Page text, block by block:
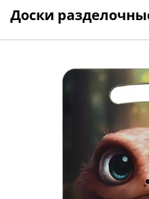
Доски